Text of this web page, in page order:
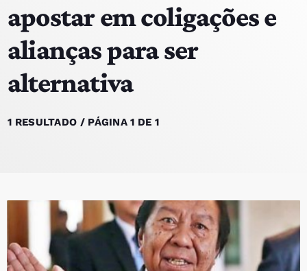
HOME
NOTÍCIAS
EQUIPA
TOP 15
VIDEOS
EVENTOS
apostar em coligações e
alianças para ser
alternativa
1 RESULTADO / PÁGINA 1 DE 1